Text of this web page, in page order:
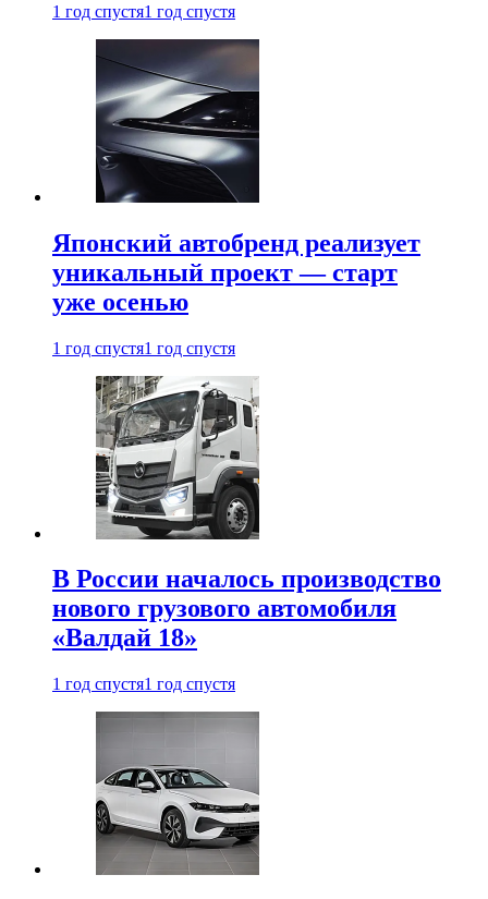
1 год спустя1 год спустя
Японский автобренд реализует
уникальный проект — старт
уже осенью
1 год спустя1 год спустя
В России началось производство
нового грузового автомобиля
«Валдай 18»
1 год спустя1 год спустя